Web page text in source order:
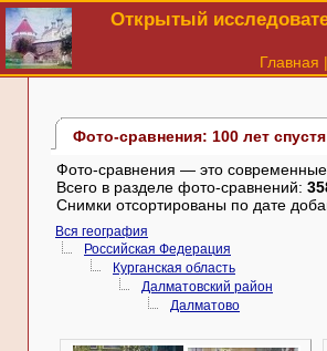
Открытый
Главная |
Фото-сравнения: 100 лет спустя
Фото-сравнения — это современные
Всего в разделе фото-сравнений:
Снимки отсортированы по дате
Вся география
Российская Федерация
Курганская область
Далматовский район
Далматово